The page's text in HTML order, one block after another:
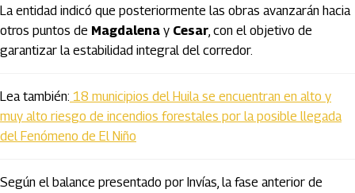
La entidad indicó que posteriormente las obras avanzarán hacia
otros puntos de Magdalena y Cesar, con el objetivo de
garantizar la estabilidad integral del corredor.
Lea también: 18 municipios del Huila se encuentran en alto y
muy alto riesgo de incendios forestales por la posible llegada
del Fenómeno de El Niño
Según el balance presentado por Invías, la fase anterior de